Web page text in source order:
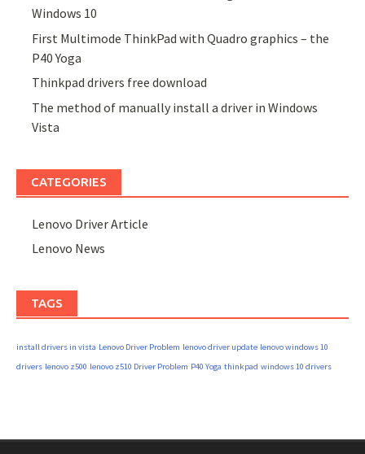
Windows 10
First Multimode ThinkPad with Quadro graphics – the
P40 Yoga
Thinkpad drivers free download
The method of manually install a driver in Windows
Vista
CATEGORIES
Lenovo Driver Article
Lenovo News
TAGS
install drivers in vista Lenovo Driver Problem lenovo driver update lenovo windows 10
drivers lenovo z500 lenovo z510 Driver Problem P40 Yoga thinkpad windows 10 drivers